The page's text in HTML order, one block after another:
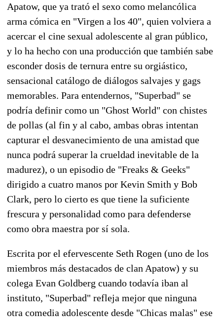
Apatow, que ya trató el sexo como melancólica
arma cómica en "Virgen a los 40", quien volviera a
acercar el cine sexual adolescente al gran público,
y lo ha hecho con una producción que también sabe
esconder dosis de ternura entre su orgiástico,
sensacional catálogo de diálogos salvajes y gags
memorables. Para entendernos, "Superbad" se
podría definir como un "Ghost World" con chistes
de pollas (al fin y al cabo, ambas obras intentan
capturar el desvanecimiento de una amistad que
nunca podrá superar la crueldad inevitable de la
madurez), o un episodio de "Freaks & Geeks"
dirigido a cuatro manos por Kevin Smith y Bob
Clark, pero lo cierto es que tiene la suficiente
frescura y personalidad como para defenderse
como obra maestra por sí sola.
Escrita por el efervescente Seth Rogen (uno de los
miembros más destacados de clan Apatow) y su
colega Evan Goldberg cuando todavía iban al
instituto, "Superbad" refleja mejor que ninguna
otra comedia adolescente desde "Chicas malas" ese